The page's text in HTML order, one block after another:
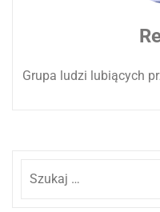
Grupa ludzi lubiących